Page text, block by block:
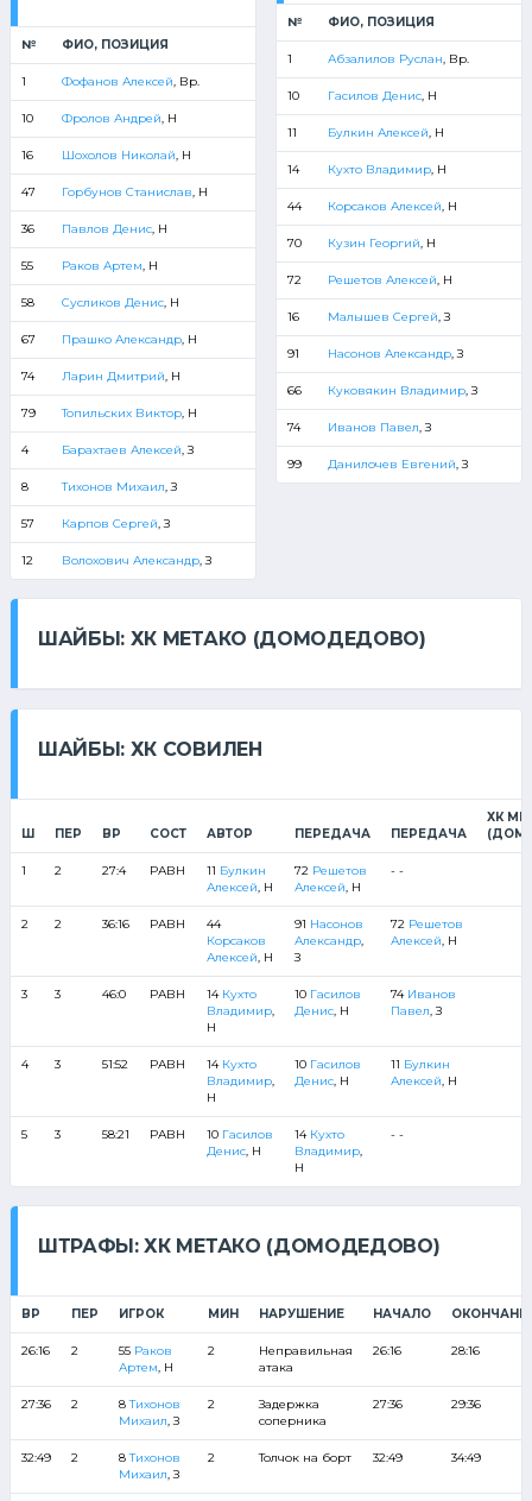
№ ФИО, ПОЗИЦИЯ
1 Фофанов Алексей, Вр.
10 Фролов Андрей, Н
16 Шохолов Николай, Н
47 Горбунов Станислав, Н
36 Павлов Денис, Н
55 Раков Артем, Н
58 Сусликов Денис, Н
67 Прашко Александр, Н
74 Ларин Дмитрий, Н
79 Топильских Виктор, Н
4 Барахтаев Алексей, З
8 Тихонов Михаил, З
57 Карпов Сергей, З
12 Волохович Александр, З
№ ФИО, ПОЗИЦИЯ
1 Абзалилов Руслан, Вр.
10 Гасилов Денис, Н
11 Булкин Алексей, Н
14 Кухто Владимир, Н
44 Корсаков Алексей, Н
70 Кузин Георгий, Н
72 Решетов Алексей, Н
16 Малышев Сергей, З
91 Насонов Александр, З
66 Куковякин Владимир, З
74 Иванов Павел, З
99 Данилочев Евгений, З
ШАЙБЫ: ХК МЕТАКО (ДОМОДЕДОВО)
ШАЙБЫ: ХК СОВИЛЕН
Ш ПЕР ВР СОСТ АВТОР ПЕРЕДАЧА ПЕРЕДАЧА
ХК
1 2 27:4 РАВН 11 Булкин
Алексей, Н
72 Решетов
Алексей, Н
- -
2 2 36:16 РАВН
44
Корсаков
Алексей, Н
91 Насонов
Александр,
З
72 Решетов
Алексей, Н
3 3 46:0 РАВН 14 Кухто
Владимир,
Н
10 Гасилов
Денис, Н
74 Иванов
Павел, З
4 3 51:52 РАВН 14 Кухто
Владимир,
Н
10 Гасилов
Денис, Н
11 Булкин
Алексей, Н
5 3 58:21 РАВН 10 Гасилов
Денис, Н
14 Кухто
Владимир,
Н
- -
ШТРАФЫ: ХК МЕТАКО (ДОМОДЕДОВО)
ВР ПЕР ИГРОК МИН НАРУШЕНИЕ НАЧАЛО
26:16 2 55 Раков
Артем, Н
2
Неправильная
атака
26:16 28:16
27:36 2 8Тихонов
Михаил, З
2
Задержка
соперника
27:36 29:36
32:49 2 8Тихонов
Михаил, З
2 Толчок на борт 32:49 34:49